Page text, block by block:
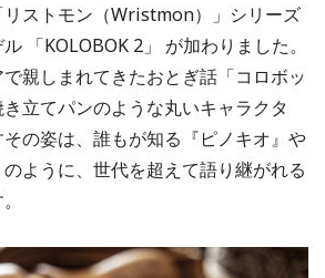
リストモン（Wristmon）」シリーズ
「KOLOBOK 2」 が加わりました。
親しまれてきたおとぎ話「コロボッ
立てパンのような丸いキャラクタ
の姿は、誰もが知る『ピノキオ』や
のように、世代を超えて語り継がれる